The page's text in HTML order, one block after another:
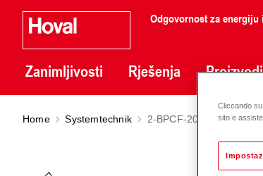
Odgovornost za
Zanimljivosti Rješenja Proizvodi
Home Systemtechnik 2-BPCF-2010WPF
Cliccando
sito e